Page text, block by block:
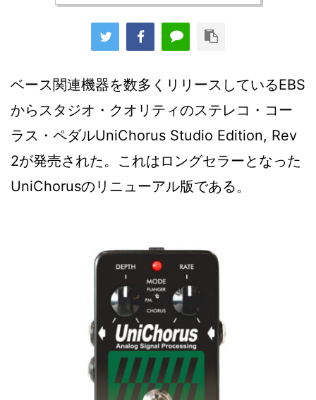
ベース関連機器を数多くリリースしているEBS
からスタジオ・クオリティのステレコ・コー
ラス・ペダルUniChorus Studio Edition, Rev
2が発売された。これはロングセラーとなった
UniChorusのリニューアル版である。